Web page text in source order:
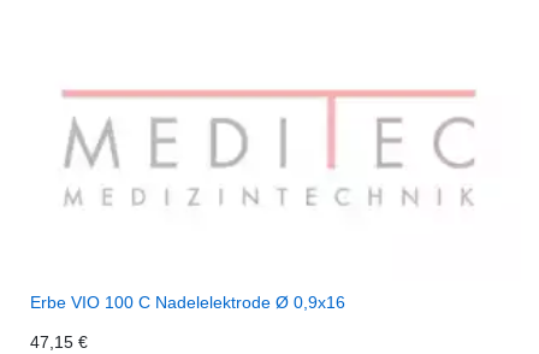
Erbe VIO 100 C Nadelelektrode Ø 0,9x16
47,15 €